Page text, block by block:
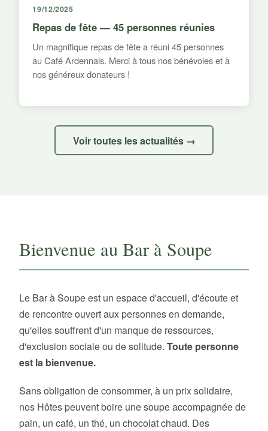
19/12/2025
Repas de fête — 45 personnes réunies
Un magnifique repas de fête a réuni 45 personnes
au Café Ardennais. Merci à tous nos bénévoles et à
nos généreux donateurs !
Voir toutes les actualités →
Bienvenue au Bar à Soupe
Le Bar à Soupe est un espace d'accueil, d'écoute et
de rencontre ouvert aux personnes en demande,
qu'elles souffrent d'un manque de ressources,
d'exclusion sociale ou de solitude. Toute personne
est la bienvenue.
Sans obligation de consommer, à un prix solidaire,
nos Hôtes peuvent boire une soupe accompagnée de
pain, un café, un thé, un chocolat chaud. Des